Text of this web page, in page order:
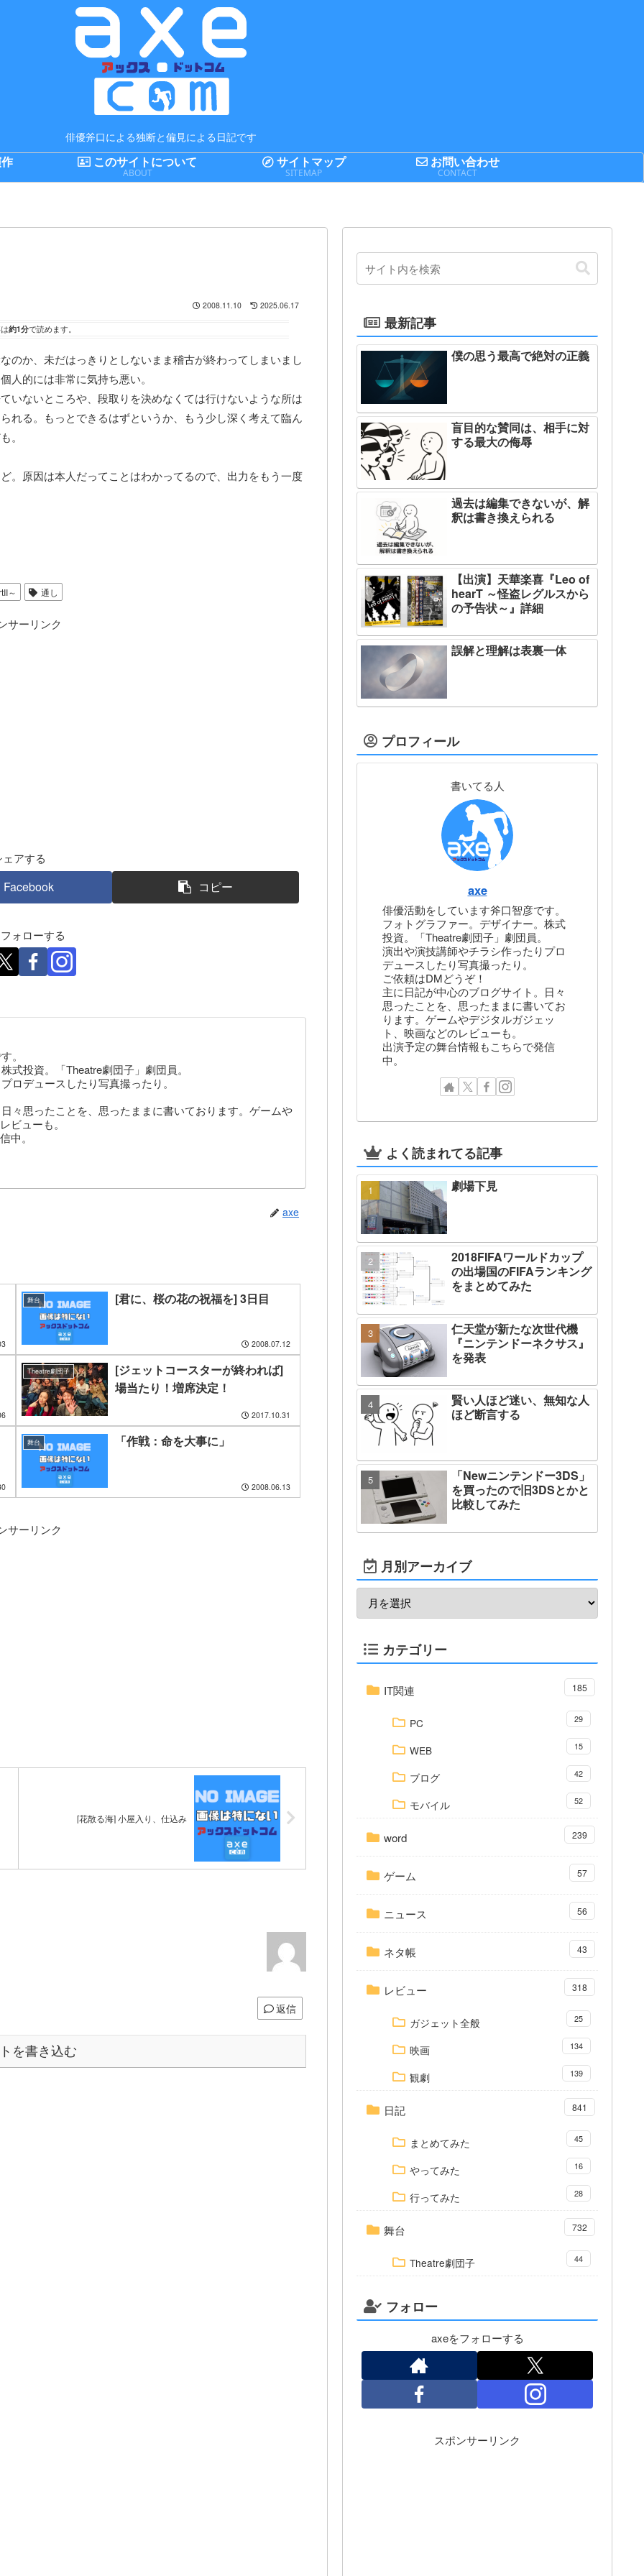
俳優斧口による独断と偏見による日記です
このサイトについて
ABOUT
サイトマップ
SITEMAP
お問い合わせ
CONTACT
2008.11.10 2025.06.17
約1分で読めます。
のか、未だはっきりとしないまま稽古が終わってしまいまし
人的には非常に気持ち悪い。
いないところや、段取りを決めなくては行けないような所は
れる。もっとできるはずというか、もう少し深く考えて臨ん
。
。原因は本人だってことはわかってるので、出力をもう一度
～ 通し
サーリンク
アする
Facebook コピー
ォローする
。
式投資。「Theatre劇団子」劇団員。
ロデュースしたり写真撮ったり。
々思ったことを、思ったままに書いております。ゲームや
ビューも。
中。
axe
舞台 [君に、桜の花の祝福を] 3日目
2008.07.12
Theatre劇団子
[ジェットコースターが終われば]
場当たり！増席決定！
2017.10.31
舞台 「作戦：命を大事に」
2008.06.13
サーリンク
[花散る海] 小屋入り、仕込み
返信
を書き込む
最新記事
僕の思う最高で絶対の正義
盲目的な賛同は、相手に対
する最大の侮辱
過去は編集できないが、解
釈は書き換えられる
【出演】天華楽喜『Leo of
hearT ～怪盗レグルスから
の予告状～』詳細
誤解と理解は表裏一体
プロフィール
書いてる人
axe
俳優活動をしています斧口智彦です。
フォトグラファー。デザイナー。株式
投資。「Theatre劇団子」劇団員。
演出や演技講師やチラシ作ったりプロ
デュースしたり写真撮ったり。
ご依頼はDMどうぞ！
主に日記が中心のブログサイト。日々
思ったことを、思ったままに書いてお
ります。ゲームやデジタルガジェッ
ト、映画などのレビューも。
出演予定の舞台情報もこちらで発信
中。
よく読まれてる記事
劇場下見
2018FIFAワールドカップ
の出場国のFIFAランキング
をまとめてみた
仁天堂が新たな次世代機
『ニンテンドーネクサス』
を発表
賢い人ほど迷い、無知な人
ほど断言する
「Newニンテンドー3DS」
を買ったので旧3DSとかと
比較してみた
月別アーカイブ
カテゴリー
IT関連 185
PC 29
WEB 15
ブログ 42
モバイル 52
word 239
ゲーム 57
ニュース 56
ネタ帳 43
レビュー 318
ガジェット全般 25
映画 134
観劇 139
日記 841
まとめてみた 45
やってみた 16
行ってみた 28
舞台 732
Theatre劇団子 44
フォロー
axeをフォローする
スポンサーリンク